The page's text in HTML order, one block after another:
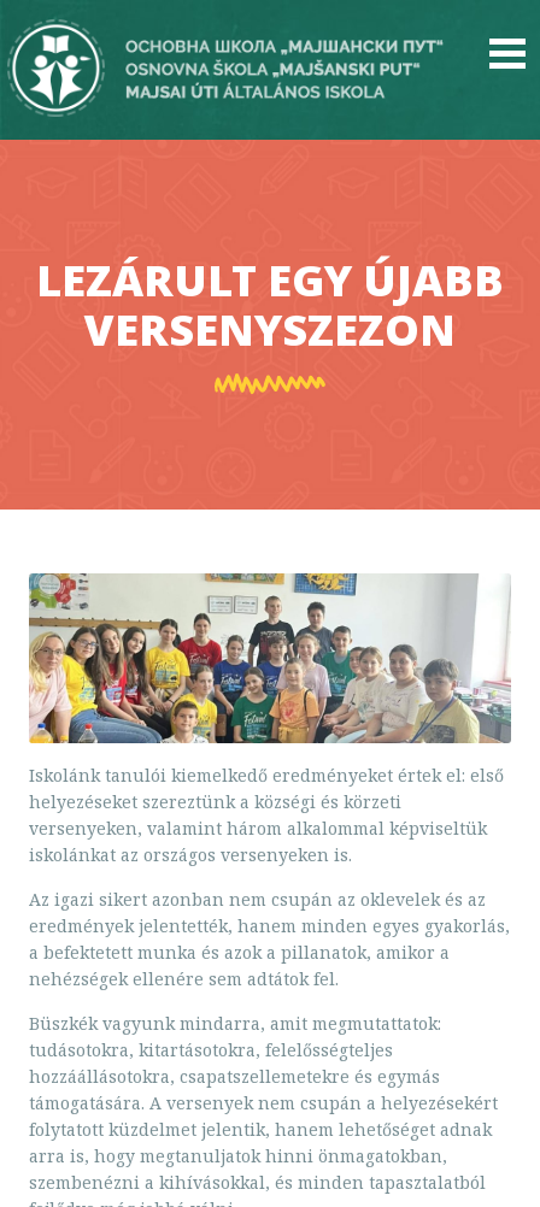
main
content
LEZÁRULT EGY ÚJABB
VERSENYSZEZON
Iskolánk tanulói kiemelkedő eredményeket értek el: első
helyezéseket szereztünk a községi és körzeti
versenyeken, valamint három alkalommal képviseltük
iskolánkat az országos versenyeken is.
Az igazi sikert azonban nem csupán az oklevelek és az
eredmények jelentették, hanem minden egyes gyakorlás,
a befektetett munka és azok a pillanatok, amikor a
nehézségek ellenére sem adtátok fel.
Büszkék vagyunk mindarra, amit megmutattatok:
tudásotokra, kitartásotokra, felelősségteljes
hozzáállásotokra, csapatszellemetekre és egymás
támogatására. A versenyek nem csupán a helyezésekért
folytatott küzdelmet jelentik, hanem lehetőséget adnak
arra is, hogy megtanuljatok hinni önmagatokban,
szembenézni a kihívásokkal, és minden tapasztalatból